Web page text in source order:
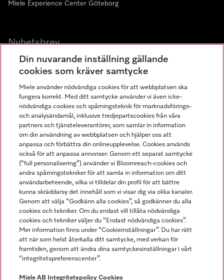
Miele Experience Center Göteborg
Nyhetsbrev
Gå med i vår gemenskap
Miele AB
Allmänna villkor
Användarvillkor
Miele tillgänglighetsförklaring
Lagen om digitala tjänster
Miele på LinkedIn
Miele på Facebook
Miele på Instagram
Miele på Youtube
Din nuvarande inställning gällande
cookies som kräver samtycke
Miele använder nödvändiga cookies för att webbplatsen ska
fungera korrekt. Med ditt samtycke använder vi även icke-
nödvändiga cookies och spårningsteknik för marknadsförings-
och analysändamål, inklusive tredjepartscookies från våra
partners och tjänsteleverantörer, som samlar in information
om din användning av webbplatsen och hjälper oss att
anpassa och förbättra din onlineupplevelse. Cookies används
också för att anpassa annonser. Genom ett separat samtycke
(“full personalisering”) använder vi Bloomreach-cookies och
andra spårningstekniker för att samla in information om ditt
användarbeteende, vilka vi tilldelar din profil för att bättre
kunna skräddarsy det innehåll som vi visar dig via olika kanaler.
Genom att välja “Godkänn alla cookies”, så godkänner du alla
cookies och tekniker. Om du endast vill tillåta nödvändiga
cookies och tekniker väljer du “Endast nödvändiga cookies”.
Mer information finns under “Cookieinställningar”. Du har rätt
att när som helst återkalla ditt samtycke, med verkan för
framtiden, genom att ändra dina samtyckesinställningar i vårt
“integritetspreferenscenter”.
Miele AB Integritetspolicy Cookies